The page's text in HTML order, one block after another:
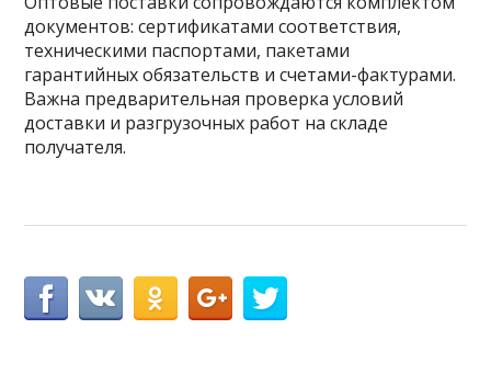
документов: сертификатами соответствия,
техническими паспортами, пакетами
гарантийных обязательств и счетами-фактурами.
Важна предварительная проверка условий
доставки и разгрузочных работ на складе
получателя.